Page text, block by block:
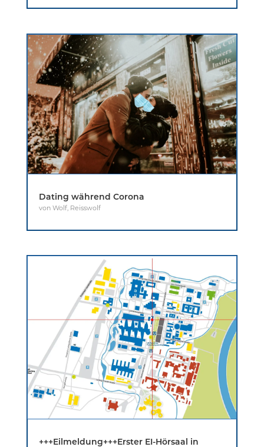
Dating während Corona
von Wolf, Reisswolf
+++Eilmeldung+++Erster EI-Hörsaal in